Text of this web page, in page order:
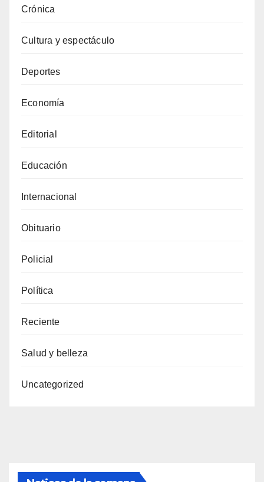
Crónica
Cultura y espectáculo
Deportes
Economía
Editorial
Educación
Internacional
Obituario
Policial
Política
Reciente
Salud y belleza
Uncategorized